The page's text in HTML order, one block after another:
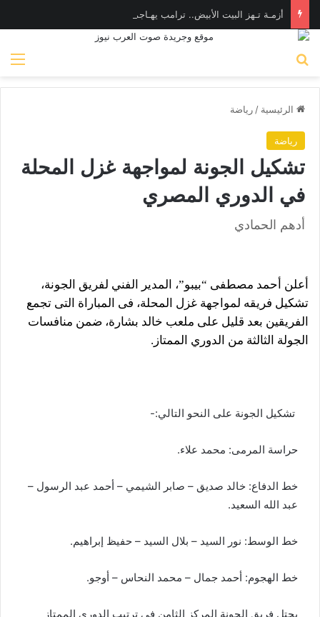
الرئيسية / رياضة
رياضة
تشكيل الجونة لمواجهة غزل المحلة
في الدوري المصري
أدهم الحمادي
أعلن أحمد مصطفى “بيبو”، المدير الفني لفريق الجونة،
تشكيل فريقه لمواجهة غزل المحلة، فى المباراة التى تجمع
الفريقين بعد قليل على ملعب خالد بشارة، ضمن منافسات
الجولة الثالثة من الدوري الممتاز.
تشكيل الجونة على النحو التالي:-
حراسة المرمى: محمد علاء.
خط الدفاع: خالد صديق – صابر الشيمي – أحمد عبد الرسول –
عبد الله السعيد.
خط الوسط: نور السيد – بلال السيد – حفيظ إبراهيم.
خط الهجوم: أحمد جمال – محمد النحاس – أوجو.
يحتل فريق الجونة المركز الثامن فى ترتيب الدورى الممتاز